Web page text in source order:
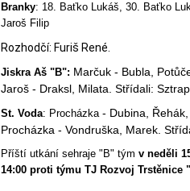
Branky: 18. Baťko Lukáš, 30. Baťko
Jaroš Filip
Rozhodčí: Furiš René.
Jiskra Aš "B": Marčuk - Bubla,
Jaroš - Draksl, Milata. Střídali:
St. Voda: Procházka- Dubina, Řehák,
Procházka - Vondruška, Marek.
Příští utkání sehraje "B" tým v neděli
14:00 proti týmu TJ Rozvoj Trstěnice